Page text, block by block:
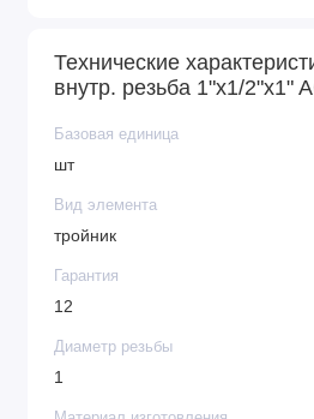
Технические
внутр. резьба 1"x1/2"x1"
Базовая единица
шт
Вид элемента
тройник
Гарантия
12
Диаметр резьбы
1